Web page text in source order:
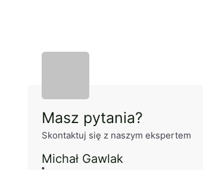
Masz pytania?
Skontaktuj się z naszym ekspertem
Michał Gawlak